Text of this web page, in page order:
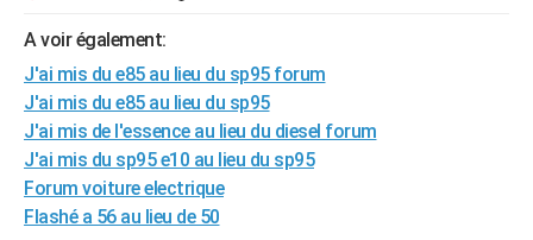
A voir également:
J'ai mis du e85 au lieu du sp95 forum
J'ai mis du e85 au lieu du sp95
J'ai mis de l'essence au lieu du diesel forum
J'ai mis du sp95 e10 au lieu du sp95
Forum voiture electrique
Flashé a 56 au lieu de 50